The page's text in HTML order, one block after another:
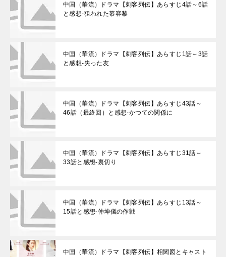
中国（華流）ドラマ【刺客列伝】あらすじ4話～6話
と感想-狙われた慕容黎
中国（華流）ドラマ【刺客列伝】あらすじ1話～3話
と感想-失った友
中国（華流）ドラマ【刺客列伝】あらすじ43話～
46話（最終回）と感想-かつての関係に
中国（華流）ドラマ【刺客列伝】あらすじ31話～
33話と感想-裏切り
中国（華流）ドラマ【刺客列伝】あらすじ13話～
15話と感想-仲坤儀の作戦
中国（華流）ドラマ【刺客列伝】相関図とキャスト